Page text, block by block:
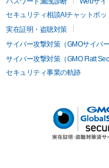
セキュリティ相談AIチャットボッ
実在証明・盗聴対策
サイバー攻撃対策（GMOサイバ
サイバー攻撃対策（GMO Flatt
セキュリティ事業の軌跡